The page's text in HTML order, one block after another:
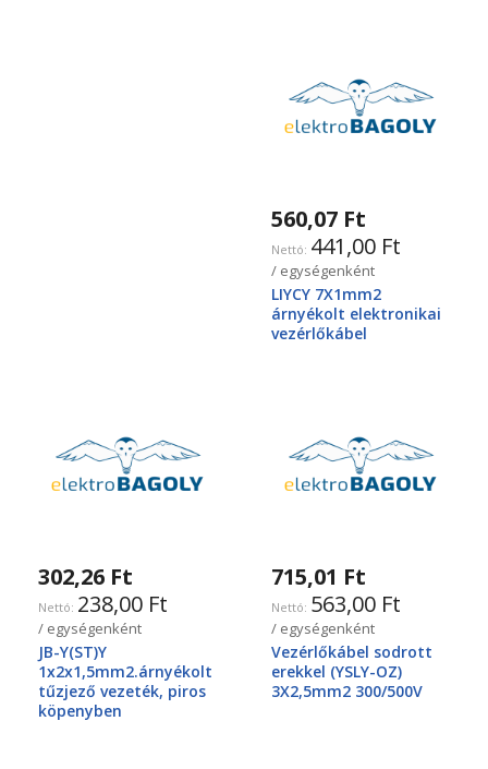
560,07 Ft
441,00 Ft
/ egységenként
LIYCY 7X1mm2
árnyékolt elektronikai
vezérlőkábel
302,26 Ft
238,00 Ft
/ egységenként
JB-Y(ST)Y
1x2x1,5mm2.árnyékolt
tűzjező vezeték, piros
köpenyben
715,01 Ft
563,00 Ft
/ egységenként
Vezérlőkábel sodrott
erekkel (YSLY-OZ)
3X2,5mm2 300/500V